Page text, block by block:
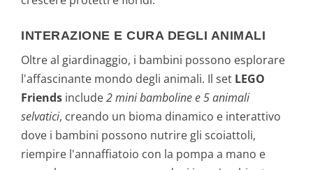
INTERAZIONE E CURA DEGLI ANIMALI
Oltre al giardinaggio, i bambini possono esplorare
l'affascinante mondo degli animali. Il set LEGO
Friends include2 mini bamboline e 5 animali
selvatici, creando un bioma dinamico e interattivo
dove i bambini possono nutrire gli scoiattoli,
riempire l'annaffiatoio con la pompa a mano e